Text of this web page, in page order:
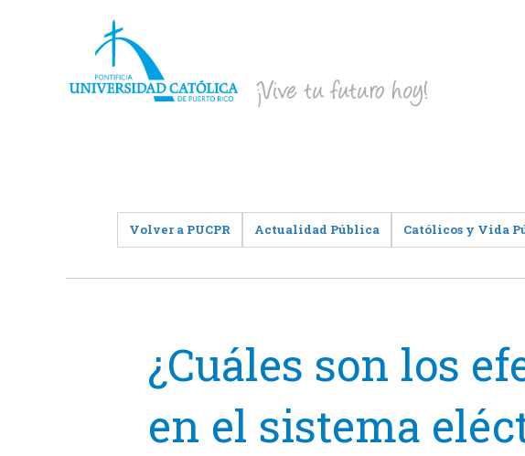
Volver a PUCPR Actualidad Pública Católicos y Vida
¿Cuáles son los
en el sistema